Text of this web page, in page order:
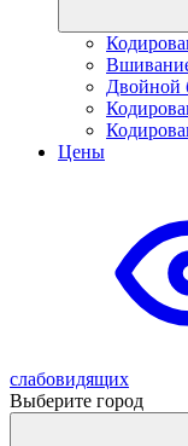
Двойной
Цены
слабовидящих
Выберите город